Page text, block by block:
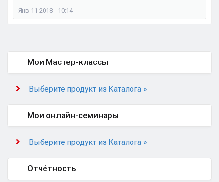
Янв 11 2018 - 10:14
Мои Мастер-классы
Выберите продукт из Каталога »
Мои онлайн-семинары
Выберите продукт из Каталога »
Отчётность